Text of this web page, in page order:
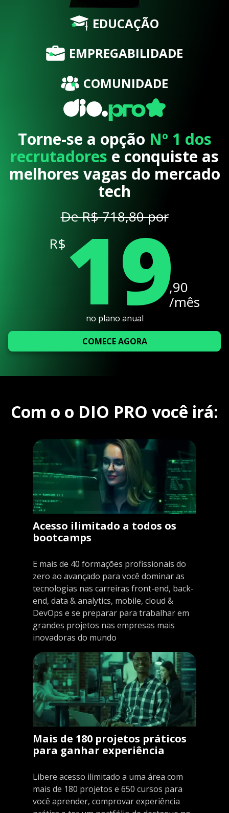
EDUCAÇÃO
EMPREGABILIDADE
COMUNIDADE
Torne-se a opção Nº 1 dos
recrutadores e conquiste as
melhores vagas do mercado
tech
De R$ 718,80 por
R$ 19,90
/mês
no plano anual
COMECE AGORA
Com o o DIO PRO você irá:
Acesso ilimitado a todos os
bootcamps
E mais de 40 formações profissionais do
zero ao avançado para você dominar as
tecnologias nas carreiras front-end, back-
end, data & analytics, mobile, cloud &
DevOps e se preparar para trabalhar em
grandes projetos nas empresas mais
inovadoras do mundo
Mais de 180 projetos práticos
para ganhar experiência
Libere acesso ilimitado a uma área com
mais de 180 projetos e 650 cursos para
você aprender, comprovar experiência